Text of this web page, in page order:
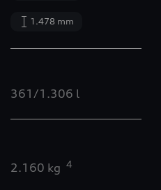
1.478 mm
361/1.306 l
2.160 kg 4